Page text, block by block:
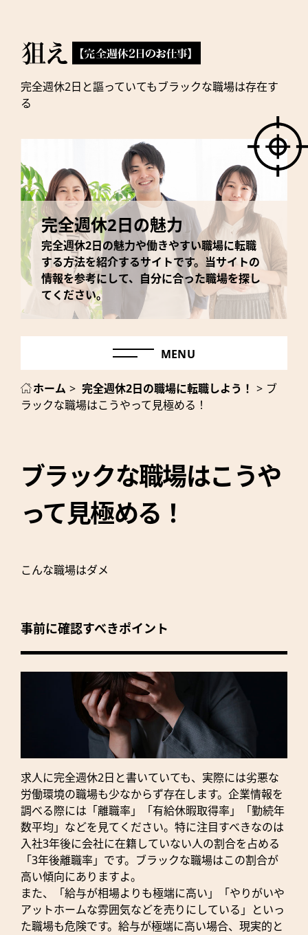
完全週休2日と謳っていてもブラックな職場は存在す
る
完全週休2日の魅力
完全週休2日の魅力や働きやすい職場に転職
する方法を紹介するサイトです。当サイトの
情報を参考にして、自分に合った職場を探し
てください。
MENU
ホーム > 完全週休2日の職場に転職しよう！ > ブ
ラックな職場はこうやって見極める！
ブラックな職場はこうや
って見極める！
こんな職場はダメ
事前に確認すべきポイント
求人に完全週休2日と書いていても、実際には劣悪な
労働環境の職場も少なからず存在します。企業情報を
調べる際には「離職率」「有給休暇取得率」「勤続年
数平均」などを見てください。特に注目すべきなのは
入社3年後に会社に在籍していない人の割合を占める
「3年後離職率」です。ブラックな職場はこの割合が
高い傾向にありますよ。
また、「給与が相場よりも極端に高い」「やりがいや
アットホームな雰囲気などを売りにしている」といっ
た職場も危険です。給与が極端に高い場合、現実的と